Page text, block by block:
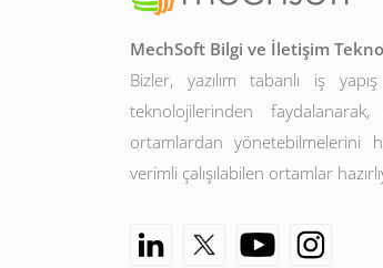
MechSoft Bilgi ve İletişim
Bizler, yazılım tabanlı iş
teknolojilerinden
ortamlardan yönetebilmelerini
verimli çalışılabilen ortamlar